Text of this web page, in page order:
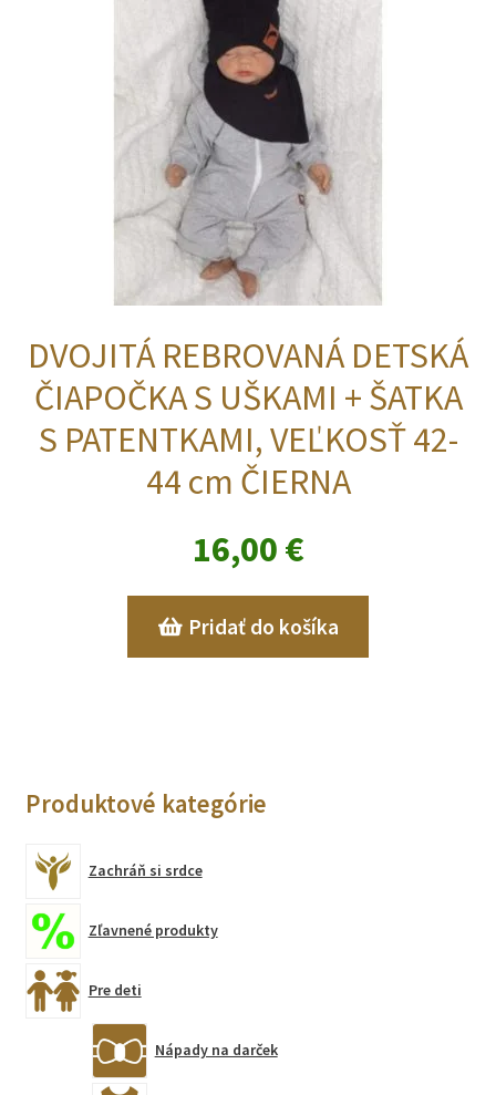
DVOJITÁ REBROVANÁ DETSKÁ
ČIAPOČKA S UŠKAMI + ŠATKA
S PATENTKAMI, VEĽKOSŤ 42-
44 cm ČIERNA
16,00 €
Pridať do košíka
Produktové kategórie
Zachráň si srdce
Zľavnené produkty
Pre deti
Nápady na darček